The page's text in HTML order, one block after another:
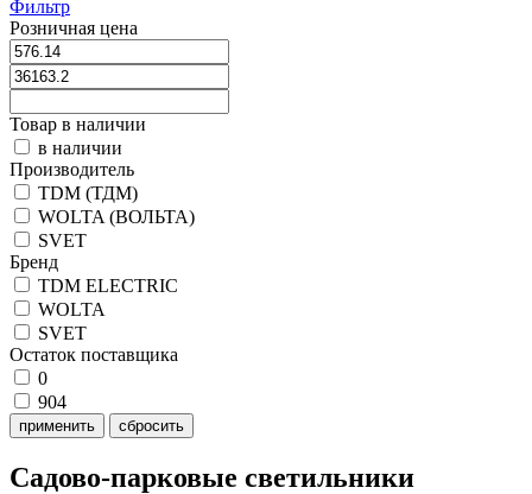
Фильтр
Розничная цена
Товар в наличии
в наличии
Производитель
TDM (ТДМ)
WOLTA (ВОЛЬТА)
SVET
Бренд
TDM ELECTRIC
WOLTA
SVET
Остаток поставщика
0
904
применить сбросить
Садово-парковые светильники